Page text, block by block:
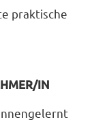
praktische
IN